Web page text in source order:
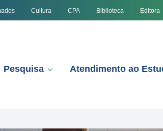
Cultura CPA Biblioteca Editora
Pesquisa Atendimento ao